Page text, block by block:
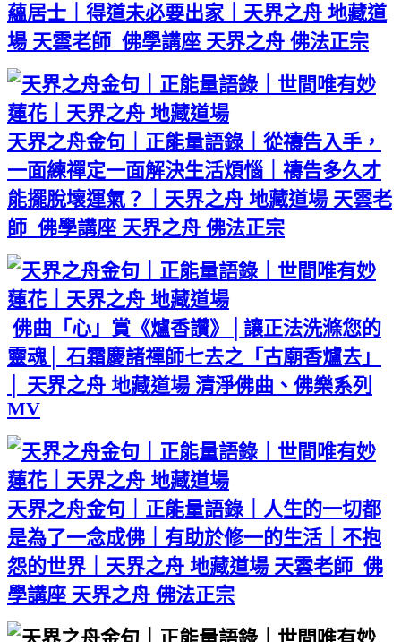
蘊居士｜得道未必要出家｜天界之舟 地藏道
場 天雲老師 佛學講座 天界之舟 佛法正宗
天界之舟金句｜正能量語錄｜從禱告入手，
一面練禪定一面解決生活煩惱｜禱告多久才
能擺脫壞運氣？｜天界之舟 地藏道場 天雲老
師 佛學講座 天界之舟 佛法正宗
佛曲「心」賞《爐香讚》│讓正法洗滌您的
靈魂│ 石霜慶諸禪師七去之「古廟香爐去」
│ 天界之舟 地藏道場 清淨佛曲、佛樂系列
MV
天界之舟金句｜正能量語錄｜人生的一切都
是為了一念成佛｜有助於修一的生活｜不抱
怨的世界｜天界之舟 地藏道場 天雲老師 佛
學講座 天界之舟 佛法正宗